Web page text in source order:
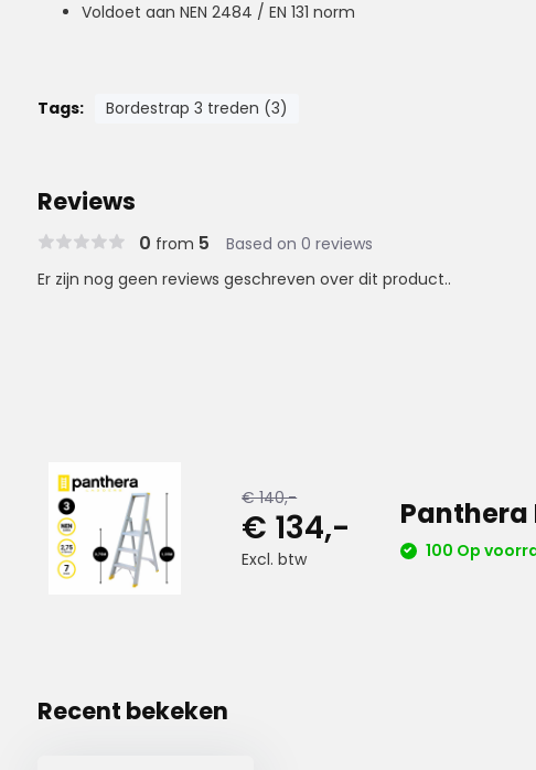
Voldoet aan NEN 2484 / EN 131 norm
Tags: Bordestrap 3 treden (3)
Reviews
0 from 5 Based on 0 reviews
Er zijn nog geen reviews geschreven over dit product..
€ 140,-
€ 134,-
Excl. btw
Panthera
100 Op
Recent bekeken